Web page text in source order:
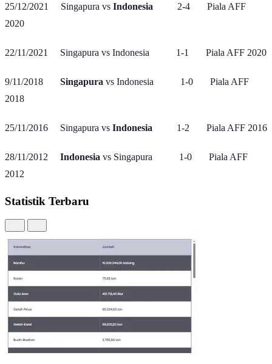
25/12/2021 Singapura vs Indonesia 2-4 Piala AFF
2020
22/11/2021 Singapura vs Indonesia 1-1 Piala AFF 2020
9/11/2018 Singapura vs Indonesia 1-0 Piala AFF
2018
25/11/2016 Singapura vs Indonesia 1-2 Piala AFF 2016
28/11/2012 Indonesia vs Singapura 1-0 Piala AFF
2012
Statistik Terbaru